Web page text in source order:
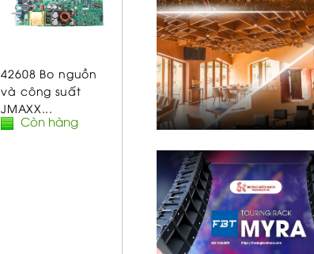
42608 Bo nguồn
và công suất
JMAXX...
Còn hàng